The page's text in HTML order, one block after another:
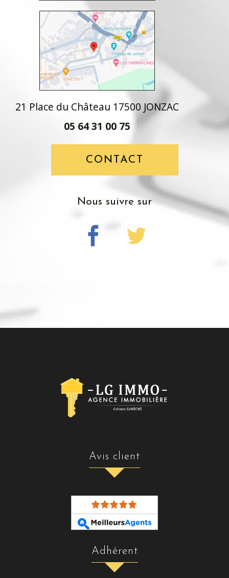
21 Place du Château 17500 JONZAC
05 64 31 00 75
CONTACT
nous suivre sur
avis client
adhérent